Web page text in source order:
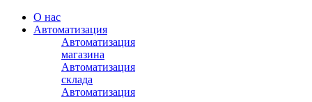
О нас
Автоматизация
Автоматизация
магазина
Автоматизация
склада
Автоматизация